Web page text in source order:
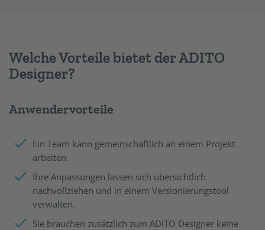
Welche Vorteile bietet der ADITO
Designer?
Anwendervorteile
Ein Team kann gemeinschaftlich an einem Projekt
arbeiten.
Ihre Anpassungen lassen sich übersichtlich
nachvollziehen und in einem Versionierungstool
verwalten.
Sie brauchen zusätzlich zum ADITO Designer keine